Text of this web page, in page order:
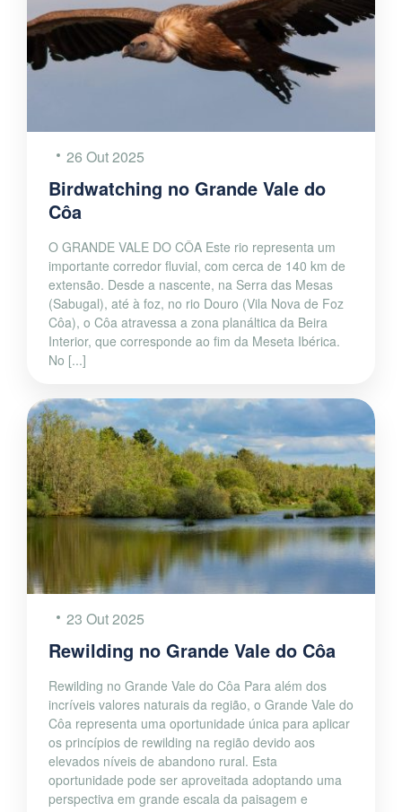
26 Out 2025
Birdwatching no Grande Vale do
Côa
O GRANDE VALE DO CÔA Este rio representa um
importante corredor fluvial, com cerca de 140 km de
extensão. Desde a nascente, na Serra das Mesas
(Sabugal), até à foz, no rio Douro (Vila Nova de Foz
Côa), o Côa atravessa a zona planáltica da Beira
Interior, que corresponde ao fim da Meseta Ibérica.
No [...]
23 Out 2025
Rewilding no Grande Vale do Côa
Rewilding no Grande Vale do Côa Para além dos
incríveis valores naturais da região, o Grande Vale do
Côa representa uma oportunidade única para aplicar
os princípios de rewilding na região devido aos
elevados níveis de abandono rural. Esta
oportunidade pode ser aproveitada adoptando uma
perspectiva em grande escala da paisagem e